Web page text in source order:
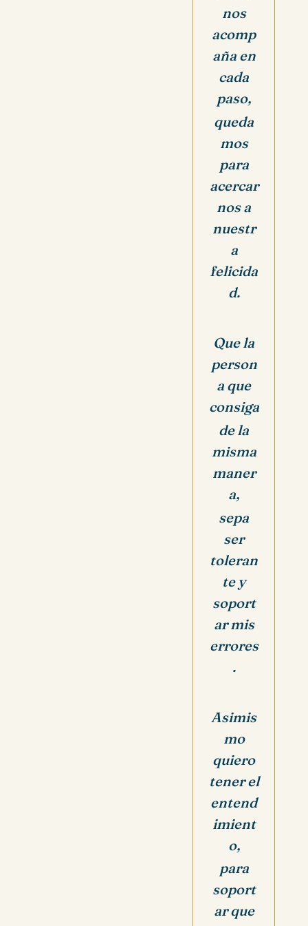
nos
acomp
aña en
cada
paso,
queda
mos
para
acercar
nos a
nuestr
a
felicida
d.
Que la
person
a que
consiga
de la
misma
maner
a,
sepa
ser
toleran
te y
soport
ar mis
errores
.
Asimis
mo
quiero
tener el
entend
imient
o,
para
soport
ar que